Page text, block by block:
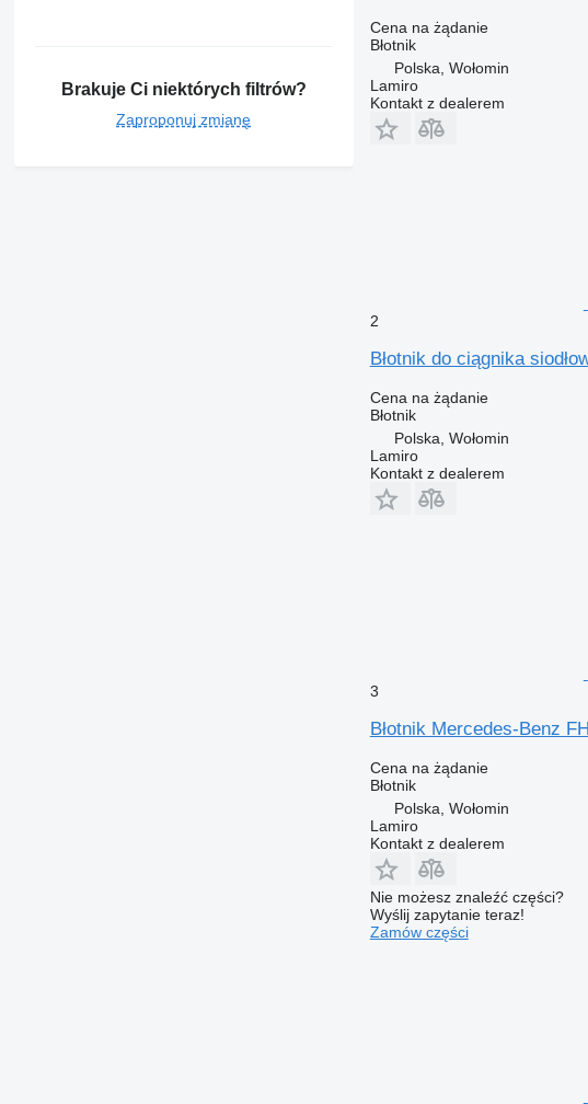
Brakuje Ci niektórych filtrów?
Zaproponuj zmianę
Cena na żądanie
Błotnik
Polska, Wołomin
Lamiro
Kontakt z dealerem
2
Błotnik do ciągnika
Cena na żądanie
Błotnik
Polska, Wołomin
Lamiro
Kontakt z dealerem
3
Błotnik Mercedes-Benz
Cena na żądanie
Błotnik
Polska, Wołomin
Lamiro
Kontakt z dealerem
Nie możesz znaleźć części?
Wyślij zapytanie teraz!
Zamów części